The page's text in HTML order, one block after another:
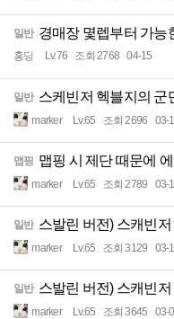
일반 경매장 몇렙부터 가능
홍딩 Lv.76 조회 2768 04-15
일반 스케빈저 헥블지의 군
marker Lv.65 조회 2696 03-
맵핑 맵핑 시 제단 때문에
marker Lv.65 조회 2789 03-
일반 스발린 버전) 스캐빈
marker Lv.65 조회 3129 03-
일반 스발린 버전) 스캐빈
marker Lv.65 조회 3645 03-